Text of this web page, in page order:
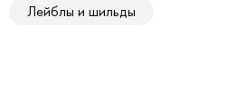
Лейблы и шильды